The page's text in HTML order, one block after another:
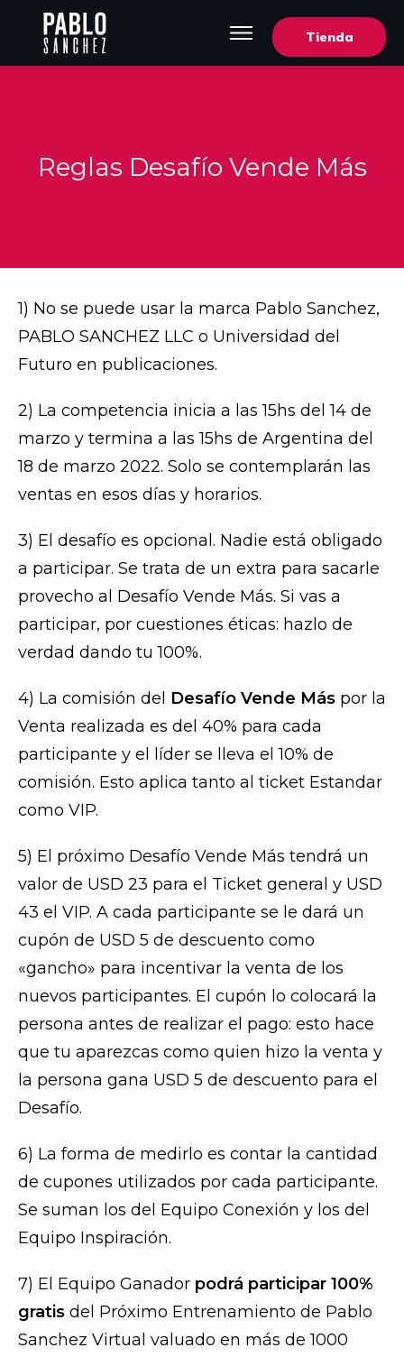
Tienda
Reglas Desafío Vende Más
1) No se puede usar la marca Pablo Sanchez,
PABLO SANCHEZ LLC o Universidad del
Futuro en publicaciones.
2) La competencia inicia a las 15hs del 14 de
marzo y termina a las 15hs de Argentina del
18 de marzo 2022. Solo se contemplarán las
ventas en esos días y horarios.
3) El desafío es opcional. Nadie está obligado
a participar. Se trata de un extra para sacarle
provecho al Desafío Vende Más. Si vas a
participar, por cuestiones éticas: hazlo de
verdad dando tu 100%.
4) La comisión del Desafío Vende Más por la
Venta realizada es del 40% para cada
participante y el líder se lleva el 10% de
comisión. Esto aplica tanto al ticket Estandar
como VIP.
5) El próximo Desafío Vende Más tendrá un
valor de USD 23 para el Ticket general y USD
43 el VIP. A cada participante se le dará un
cupón de USD 5 de descuento como
«gancho» para incentivar la venta de los
nuevos participantes. El cupón lo colocará la
persona antes de realizar el pago: esto hace
que tu aparezcas como quien hizo la venta y
la persona gana USD 5 de descuento para el
Desafío.
6) La forma de medirlo es contar la cantidad
de cupones utilizados por cada participante.
Se suman los del Equipo Conexión y los del
Equipo Inspiración.
7) El Equipo Ganador podrá participar 100%
gratis del Próximo Entrenamiento de Pablo
Sanchez Virtual valuado en más de 1000